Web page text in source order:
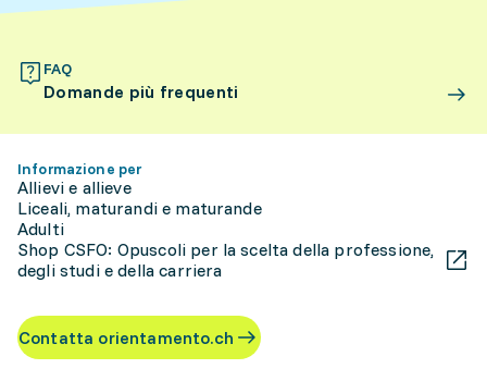
FAQ
Domande più frequenti
Informazione per
Allievi e allieve
Liceali, maturandi e maturande
Adulti
Shop CSFO: Opuscoli per la scelta della professione,
degli studi e della carriera
Contatta orientamento.ch